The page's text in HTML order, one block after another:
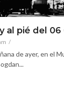
al pié del 06
/
de ayer, en el